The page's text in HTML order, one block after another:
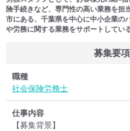
険手続きなど、専門性の高い業務を担
市にある、千葉県を中心に中小企業の
や労務に関する業務をサポートしてい
募集要項
職種
社会保険労務士
仕事内容
【募集背景】